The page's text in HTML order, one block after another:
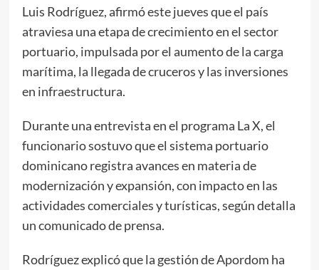
Luis Rodríguez, afirmó este jueves que el país
atraviesa una etapa de crecimiento en el sector
portuario, impulsada por el aumento de la carga
marítima, la llegada de cruceros y las inversiones
en infraestructura.
Durante una entrevista en el programa La X, el
funcionario sostuvo que el sistema portuario
dominicano registra avances en materia de
modernización y expansión, con impacto en las
actividades comerciales y turísticas, según detalla
un comunicado de prensa.
Rodríguez explicó que la gestión de Apordom ha